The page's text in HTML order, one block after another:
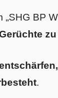
BP
.